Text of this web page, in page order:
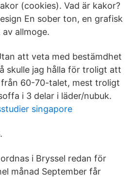
(cookies). Vad är kakor?
En sober ton, en grafisk
allmoge.
att veta med bestämdhet
skulle jag hålla för troligt att
60-70-talet, mest troligt
i 3 delar i läder/nubuk.
singapore
i Bryssel redan för
månad September får